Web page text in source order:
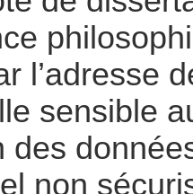
l’adresse
sensible
des
non